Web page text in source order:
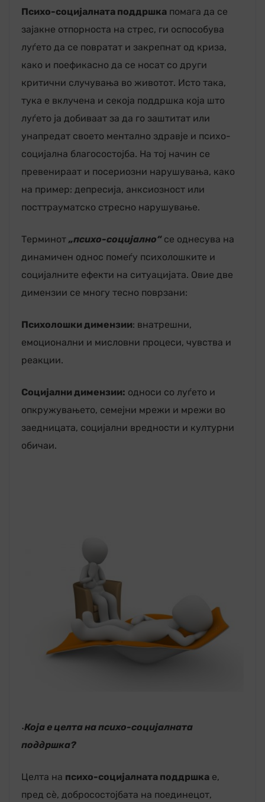
Психо-социјалната поддршка помага да се
зајакне отпорноста на стрес, ги оспособува
луѓето да се повратат и закрепнат од криза,
како и поефикасно да се носат со други
критични случувања во животот. Исто така,
тука е вклучена и секоја поддршка која што
луѓето ја добиваат за да го заштитат или
унапредат своето ментално здравје и психо-
социјална благосостојба. На тој начин се
превенираат и посериозни нарушувања, како
на пример: депресија, анксиозност или
посттрауматско стресно нарушување.
Терминот „психо-социјално“се однесува на
динамичен однос помеѓу психолошките и
социјалните ефекти на ситуацијата. Овие две
димензии се многу тесно поврзани:
Психолошки димензии: внатрешни,
емоционални и мисловни процеси, чувства и
реакции.
Социјални димензии: односи со луѓето и
опкружувањето, семејни мрежи и мрежи во
заедницата, социјални вредности и културни
обичаи.
۰Која е целта на психо-социјалната
поддршка?
Целта на психо-социјалната поддршка е,
пред сè, добросостојбата на поединецот,